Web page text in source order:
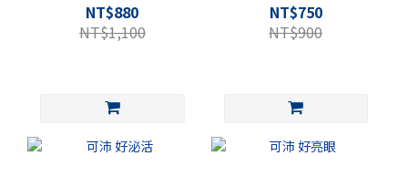
NT$880
NT$1,100
NT$750
NT$900